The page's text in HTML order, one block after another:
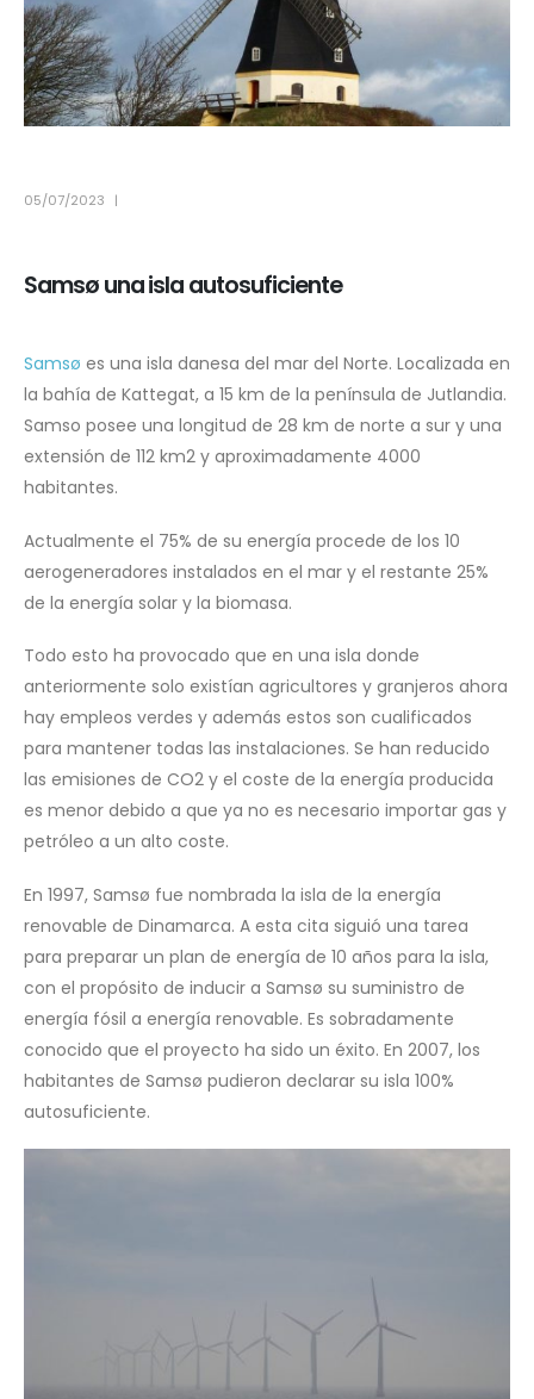
05/07/2023
Samsø una isla autosuficiente
Samsø es una isla danesa del mar del Norte. Localizada en
la bahía de Kattegat, a 15 km de la península de Jutlandia.
Samso posee una longitud de 28 km de norte a sur y una
extensión de 112 km2 y aproximadamente 4000
habitantes.
Actualmente el 75% de su energía procede de los 10
aerogeneradores instalados en el mar y el restante 25%
de la energía solar y la biomasa.
Todo esto ha provocado que en una isla donde
anteriormente solo existían agricultores y granjeros ahora
hay empleos verdes y además estos son cualificados
para mantener todas las instalaciones. Se han reducido
las emisiones de CO2 y el coste de la energía producida
es menor debido a que ya no es necesario importar gas y
petróleo a un alto coste.
En 1997, Samsø fue nombrada la isla de la energía
renovable de Dinamarca. A esta cita siguió una tarea
para preparar un plan de energía de 10 años para la isla,
con el propósito de inducir a Samsø su suministro de
energía fósil a energía renovable. Es sobradamente
conocido que el proyecto ha sido un éxito. En 2007, los
habitantes de Samsø pudieron declarar su isla 100%
autosuficiente.